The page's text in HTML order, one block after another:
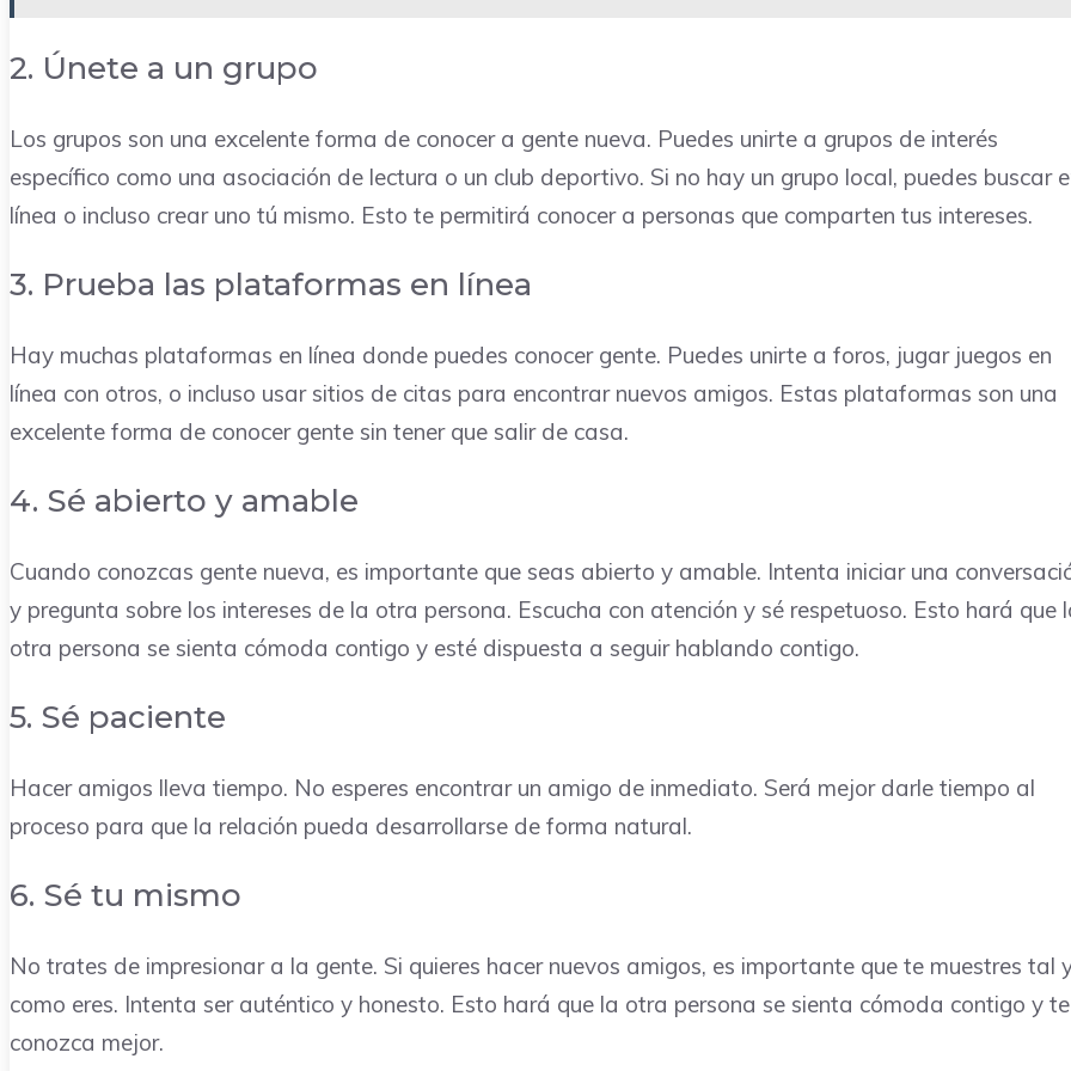
2. Únete a un grupo
Los grupos son una excelente forma de conocer a gente nueva. Puedes unirte a grupos de interés
específico como una asociación de lectura o un club deportivo. Si no hay un grupo local, puedes buscar
línea o incluso crear uno tú mismo. Esto te permitirá conocer a personas que comparten tus intereses.
3. Prueba las plataformas en línea
Hay muchas plataformas en línea donde puedes conocer gente. Puedes unirte a foros, jugar juegos en
línea con otros, o incluso usar sitios de citas para encontrar nuevos amigos. Estas plataformas son una
excelente forma de conocer gente sin tener que salir de casa.
4. Sé abierto y amable
Cuando conozcas gente nueva, es importante que seas abierto y amable. Intenta iniciar una
y pregunta sobre los intereses de la otra persona. Escucha con atención y sé respetuoso. Esto hará que
otra persona se sienta cómoda contigo y esté dispuesta a seguir hablando contigo.
5. Sé paciente
Hacer amigos lleva tiempo. No esperes encontrar un amigo de inmediato. Será mejor darle tiempo al
proceso para que la relación pueda desarrollarse de forma natural.
6. Sé tu mismo
No trates de impresionar a la gente. Si quieres hacer nuevos amigos, es importante que te muestres tal
como eres. Intenta ser auténtico y honesto. Esto hará que la otra persona se sienta cómoda contigo y te
conozca mejor.